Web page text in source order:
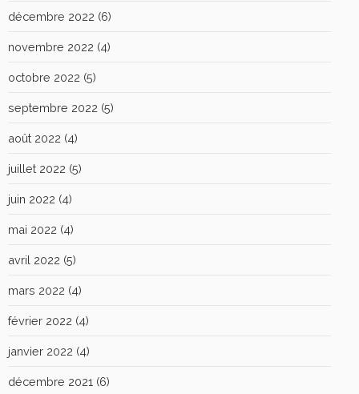
décembre 2022 (6)
novembre 2022 (4)
octobre 2022 (5)
septembre 2022 (5)
août 2022 (4)
juillet 2022 (5)
juin 2022 (4)
mai 2022 (4)
avril 2022 (5)
mars 2022 (4)
février 2022 (4)
janvier 2022 (4)
décembre 2021 (6)